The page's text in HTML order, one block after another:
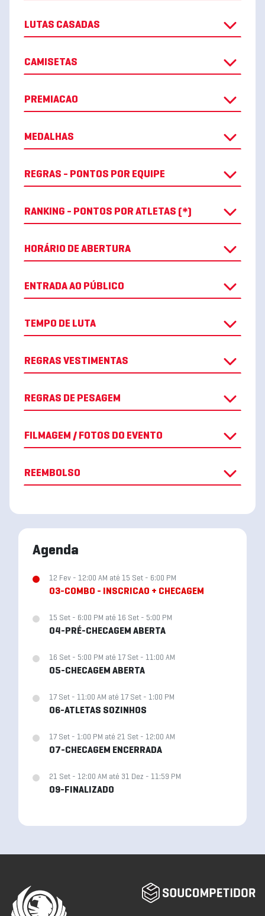
LUTAS CASADAS
CAMISETAS
PREMIACAO
MEDALHAS
REGRAS - PONTOS POR EQUIPE
RANKING - PONTOS POR ATLETAS (*)
HORÁRIO DE ABERTURA
ENTRADA AO PÚBLICO
TEMPO DE LUTA
REGRAS VESTIMENTAS
REGRAS DE PESAGEM
FILMAGEM / FOTOS DO EVENTO
REEMBOLSO
Agenda
12 Fev - 12:00 AM até 15 Set - 6:00 PM
03-COMBO - INSCRICAO + CHECAGEM
15 Set - 6:00 PM até 16 Set - 5:00 PM
04-PRÉ-CHECAGEM ABERTA
16 Set - 5:00 PM até 17 Set - 11:00 AM
05-CHECAGEM ABERTA
17 Set - 11:00 AM até 17 Set - 1:00 PM
06-ATLETAS SOZINHOS
17 Set - 1:00 PM até 21 Set - 12:00 AM
07-CHECAGEM ENCERRADA
21 Set - 12:00 AM até 31 Dez - 11:59 PM
09-FINALIZADO